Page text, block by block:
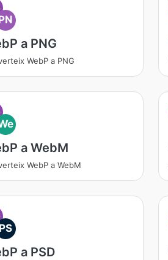
a PNG
WebP a PNG
a WebM
WebP a WebM
PS
a PSD